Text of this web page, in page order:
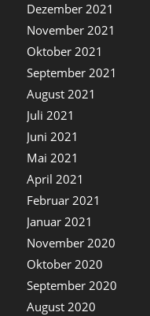
Dezember 2021
November 2021
Oktober 2021
September 2021
August 2021
Juli 2021
Juni 2021
Mai 2021
April 2021
Februar 2021
Januar 2021
November 2020
Oktober 2020
September 2020
August 2020